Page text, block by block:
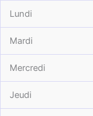
Lundi
Mardi
Mercredi
Jeudi